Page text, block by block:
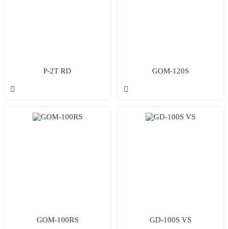
P-2T RD

GOM-120S

GOM-100RS GD-100S VS